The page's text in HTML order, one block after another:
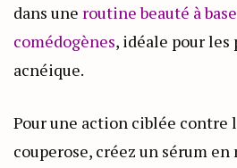
dans une routine beauté à
comédogènes, idéale pour les
acnéique.
Pour une action ciblée contre
couperose, créez un sérum